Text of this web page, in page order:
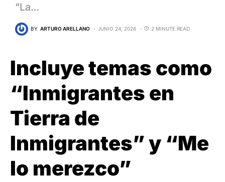
“La…
BY ARTURO ARELLANO JUNIO 24, 2026 2 MINUTE READ
Incluye temas como
“Inmigrantes en
Tierra de
Inmigrantes” y “Me
lo merezco”